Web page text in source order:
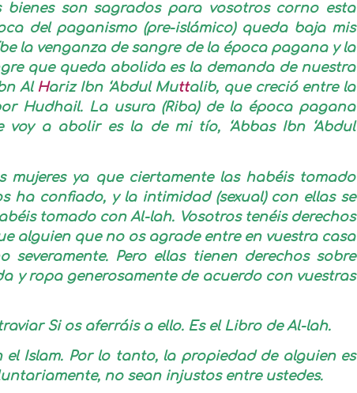
bienes son sagrados para vosotros corno esta
del paganismo (pre-islámico) queda baja mis
la venganza de sangre de la época pagana y la
que queda abolida es la demanda de nuestra
Al Hariz Ibn ‘Abdul Muttalib, que creció entre la
Hudhail. La usura (Riba) de la época pagana
a abolir es la de mi tío, ‘Abbas Ibn ‘Abdul
mujeres ya que ciertamente las habéis tomado
ha confiado, y la intimidad (sexual) con ellas se
tomado con Al-lah. Vosotros tenéis derechos
alguien que no os agrade entre en vuestra casa
Pero ellas tienen derechos sobre
y ropa generosamente de acuerdo con vuestras
Si os aferráis a ello. Es el Libro de Al-lah.
Islam. Por lo tanto, la propiedad de alguien es
no sean injustos entre ustedes.